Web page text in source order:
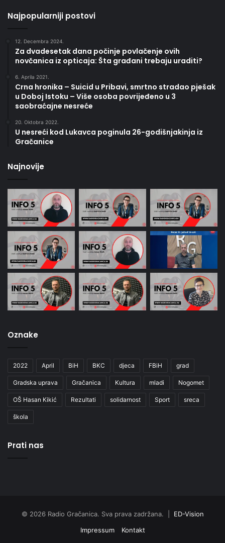
Najpopularniji postovi
12. Decembra 2024.
Za dvadesetak dana počinje povlačenje ovih
novčanica iz opticaja: Šta građani trebaju uraditi?
6. Aprila 2021.
Crna hronika – Suicid u Pribavi, smrtno stradao pješak
u Doboj Istoku – Više osoba povrijeđeno u 3
saobraćajne nesreće
20. Oktobra 2022.
U nesreći kod Lukavca poginula 26-godišnjakinja iz
Gračanice
Najnovije
Oznake
2022 April BiH BKC djeca FBiH grad
Gradska uprava Gračanica Kultura mladi Nogomet
OŠ Hasan Kikić Rezultati solidarnost Sport sreca
škola
Prati nas
© 2026 Radio Gračanica. Sva prava zadržana. | ED-Vision
Impressum
Kontakt